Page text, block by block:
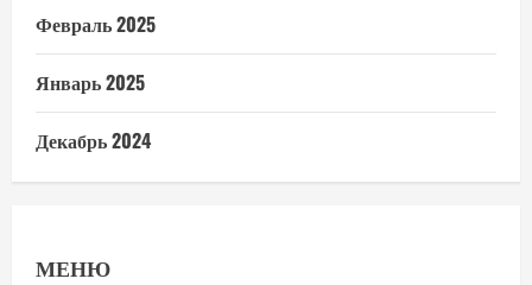
Февраль 2025
Январь 2025
Декабрь 2024
МЕНЮ